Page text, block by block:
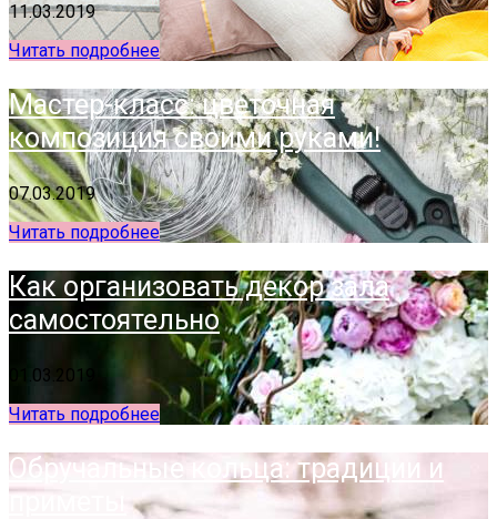
11.03.2019
Читать подробнее
Мастер-класс: цветочная
композиция своими руками!
07.03.2019
Читать подробнее
Как организовать декор зала
самостоятельно
01.03.2019
Читать подробнее
Обручальные кольца: традиции и
приметы